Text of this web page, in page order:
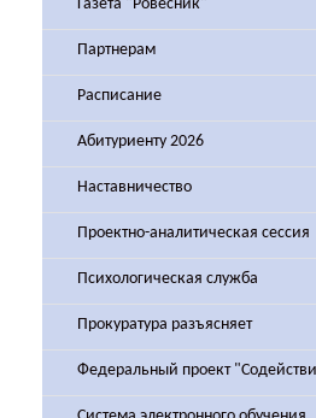
Газета "Ровесник"
Партнерам
Расписание
Абитуриенту 2026
Наставничество
Проектно-аналитическая сессия
Психологическая служба
Прокуратура разъясняет
Федеральный проект